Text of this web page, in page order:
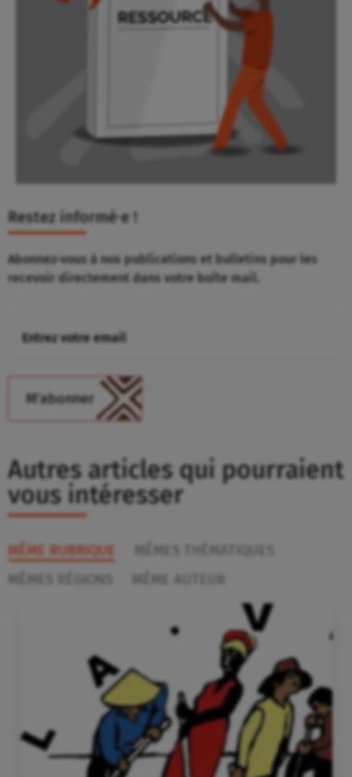
Restez informé⸱e !
Abonnez-vous à nos publications et bulletins pour les
recevoir directement dans votre boîte mail.
Autres articles qui pourraient
vous intéresser
MÊME RUBRIQUE